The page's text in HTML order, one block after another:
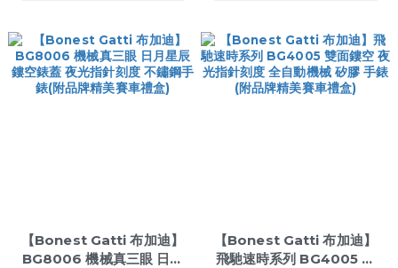
【Bonest Gatti 布加迪】
BG8006 機械真三眼 日月
【Bonest Gatti 布加迪】
飛馳速時系列 BG4005 雙